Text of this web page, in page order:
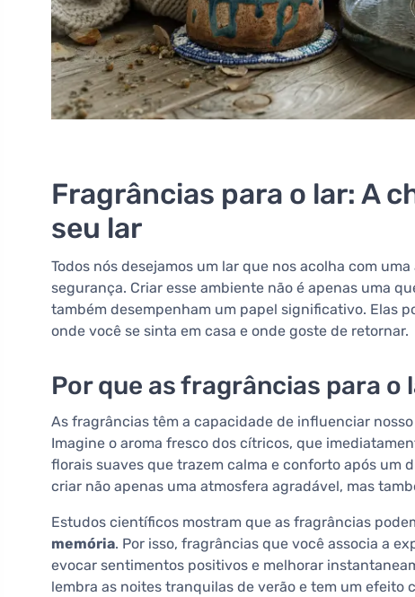
Fragrâncias para o lar: A
seu lar
Todos nós desejamos um lar que nos acolha com
segurança. Criar esse ambiente não é apenas uma
também desempenham um papel significativo. Elas
onde você se sinta em casa e onde goste de retornar.
Por que as fragrâncias para
As fragrâncias têm a capacidade de influenciar nosso
Imagine o aroma fresco dos cítricos, que
florais suaves que trazem calma e conforto após um
criar não apenas uma atmosfera agradável, mas
Estudos científicos mostram que as fragrâncias
memória. Por isso, fragrâncias que você associa a
evocar sentimentos positivos e melhorar
lembra as noites tranquilas de verão e tem um